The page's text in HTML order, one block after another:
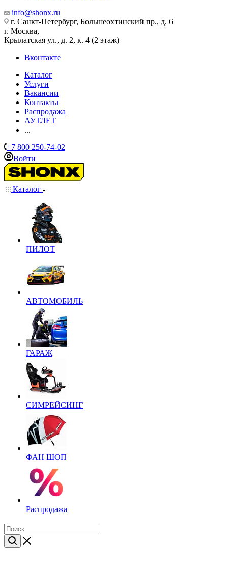
info@shonx.ru
г. Санкт-Петербург, Большеохтинский пр., д. 6
г. Москва,
Крылатская ул., д. 2, к. 4 (2 этаж)
Вконтакте
Каталог
Услуги
Вакансии
Контакты
Распродажа
АУТЛЕТ
...
+7 800 250-74-02
Войти
Каталог
ПИЛОТ
АВТОМОБИЛЬ
ГАРАЖ
СИМРЕЙСИНГ
ФАН ШОП
Распродажа